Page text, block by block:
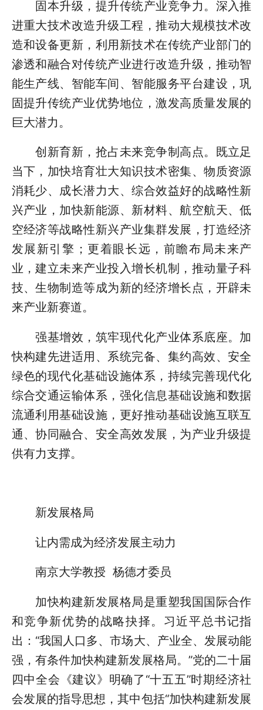
固本升级，提升传统产业竞争力。深入推
进重大技术改造升级工程，推动大规模技术改
造和设备更新，利用新技术在传统产业部门的
渗透和融合对传统产业进行改造升级，推动智
能生产线、智能车间、智能服务平台建设，巩
固提升传统产业优势地位，激发高质量发展的
巨大潜力。
创新育新，抢占未来竞争制高点。既立足
当下，加快培育壮大知识技术密集、物质资源
消耗少、成长潜力大、综合效益好的战略性新
兴产业，加快新能源、新材料、航空航天、低
空经济等战略性新兴产业集群发展，打造经济
发展新引擎；更着眼长远，前瞻布局未来产
业，建立未来产业投入增长机制，推动量子科
技、生物制造等成为新的经济增长点，开辟未
来产业新赛道。
强基增效，筑牢现代化产业体系底座。加
快构建先进适用、系统完备、集约高效、安全
绿色的现代化基础设施体系，持续完善现代化
综合交通运输体系，强化信息基础设施和数据
流通利用基础设施，更好推动基础设施互联互
通、协同融合、安全高效发展，为产业升级提
供有力支撑。
新发展格局
让内需成为经济发展主动力
南京大学教授 杨德才委员
加快构建新发展格局是重塑我国国际合作
和竞争新优势的战略抉择。习近平总书记指
出：“我国人口多、市场大、产业全、发展动能
强，有条件加快构建新发展格局。”党的二十届
四中全会《建议》明确了“十五五”时期经济社
会发展的指导思想，其中包括“加快构建新发展